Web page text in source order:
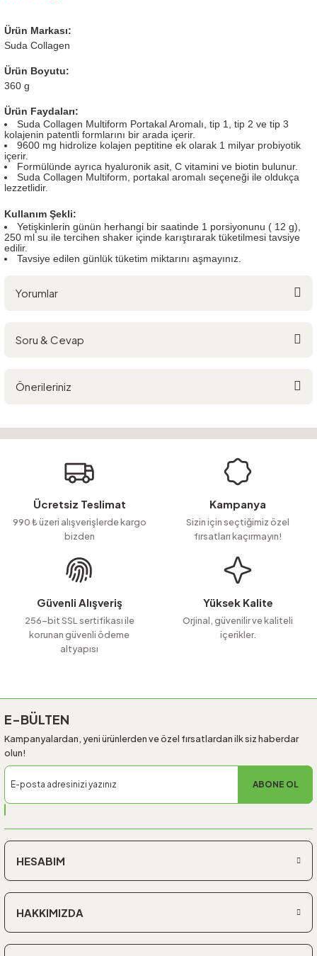
Ürün Markası:
Suda Collagen
Ürün Boyutu:
360 g
Ürün Faydaları:
Suda Collagen Multiform Portakal Aromalı, tip 1, tip 2 ve tip 3
kolajenin patentli formlarını bir arada içerir.
9600 mg hidrolize kolajen peptitine ek olarak 1 milyar probiyotik
içerir.
Formülünde ayrıca hyaluronik asit, C vitamini ve biotin bulunur.
Suda Collagen Multiform, portakal aromalı seçeneği ile oldukça
lezzetlidir.
Kullanım Şekli:
Yetişkinlerin günün herhangi bir saatinde 1 porsiyonunu ( 12 g),
250 ml su ile tercihen shaker içinde karıştırarak tüketilmesi tavsiye
edilir.
Tavsiye edilen günlük tüketim miktarını aşmayınız.
Yorumlar
Soru & Cevap
Soru Sor
Önerileriniz
Görüş ve önerileriniz için teşekkür ederiz.
Ürün resmi kalitesiz, bozuk veya görüntülenemiyor.
Ürün açıklamasında eksik bilgiler bulunuyor.
Ürün bilgilerinde hatalar bulunuyor.
Ürün fiyatı diğer sitelerden daha pahalı.
Bu ürüne benzer farklı alternatifler olmalı.
Ücretsiz Teslimat
990 ₺ üzeri alışverişlerde kargo
bizden
Kampanya
Sizin için seçtiğimiz özel
fırsatları kaçırmayın!
Güvenli Alışveriş
256-bit SSL sertifikası ile
korunan güvenli ödeme
altyapısı
Yüksek Kalite
Orjinal, güvenilir ve kaliteli
içerikler.
E-BÜLTEN
Kampanyalardan, yeni ürünlerden ve özel fırsatlardan ilk siz haberdar
olun!
ABONE OL
HESABIM
HAKKIMIZDA